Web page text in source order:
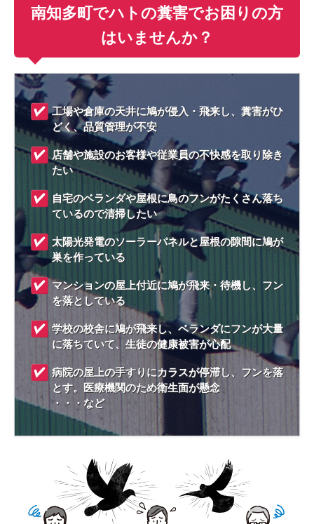
南知多町でハトの糞害でお困りの方
はいませんか？
工場や倉庫の天井に鳩が侵入・飛来し、糞害がひ
どく、品質管理が不安
店舗や施設のお客様や従業員の不快感を取り除き
たい
自宅のベランダや屋根に鳥のフンがたくさん落ち
ているので清掃したい
太陽光発電のソーラーパネルと屋根の隙間に鳩が
巣を作っている
マンションの屋上付近に鳩が飛来・待機し、フン
を落としている
学校の校舎に鳩が飛来し、ベランダにフンが大量
に落ちていて、生徒の健康被害が心配
病院の屋上の手すりにカラスが停滞し、フンを落
とす。医療機関のため衛生面が懸念
・・・など